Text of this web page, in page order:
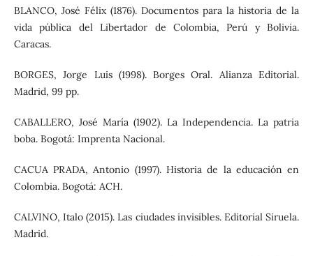
BLANCO, José Félix (1876). Documentos para la historia de la
vida pública del Libertador de Colombia, Perú y Bolivia.
Caracas.
BORGES, Jorge Luis (1998). Borges Oral. Alianza Editorial.
Madrid, 99 pp.
CABALLERO, José María (1902). La Independencia. La patria
boba. Bogotá: Imprenta Nacional.
CACUA PRADA, Antonio (1997). Historia de la educación en
Colombia. Bogotá: ACH.
CALVINO, Italo (2015). Las ciudades invisibles. Editorial Siruela.
Madrid.